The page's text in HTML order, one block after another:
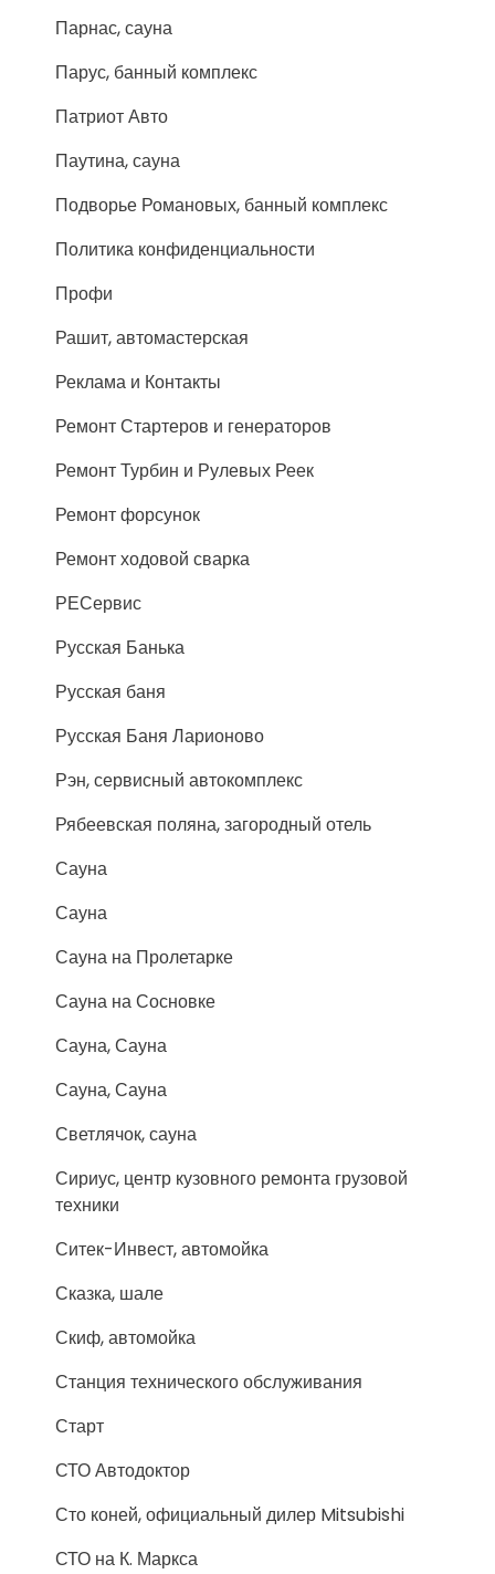
Парнас, сауна
Парус, банный комплекс
Патриот Авто
Паутина, сауна
Подворье Романовых, банный комплекс
Политика конфиденциальности
Профи
Рашит, автомастерская
Реклама и Контакты
Ремонт Стартеров и генераторов
Ремонт Турбин и Рулевых Реек
Ремонт форсунок
Ремонт ходовой сварка
РЕСервис
Русская Банька
Русская баня
Русская Баня Ларионово
Рэн, сервисный автокомплекс
Рябеевская поляна, загородный отель
Сауна
Сауна
Сауна на Пролетарке
Сауна на Сосновке
Сауна, Сауна
Сауна, Сауна
Светлячок, сауна
Сириус, центр кузовного ремонта грузовой
техники
Ситек-Инвест, автомойка
Сказка, шале
Скиф, автомойка
Станция технического обслуживания
Старт
СТО Автодоктор
Сто коней, официальный дилер Mitsubishi
СТО на К. Маркса